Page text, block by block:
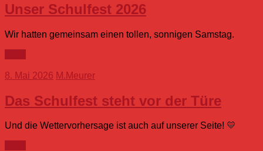
Unser Schulfest 2026
Wir hatten gemeinsam einen tollen, sonnigen Samstag.
8. Mai 2026 M.Meurer
Das Schulfest steht vor der Türe
Und die Wettervorhersage ist auch auf unserer Seite! 💛